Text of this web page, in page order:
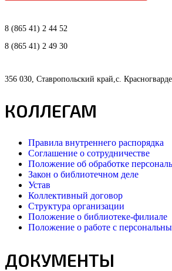
8 (865 41) 2 44 52
8 (865 41) 2 49 30
356 030, Ставропольский край,с.
КОЛЛЕГАМ
Правила внутреннего распорядка
Соглашение о сотрудничестве
Положение об обработке
Закон о библиотечном деле
Устав
Коллективный договор
Структура организации
Положение о библиотеке-филиале
Положение о работе с
ДОКУМЕНТЫ